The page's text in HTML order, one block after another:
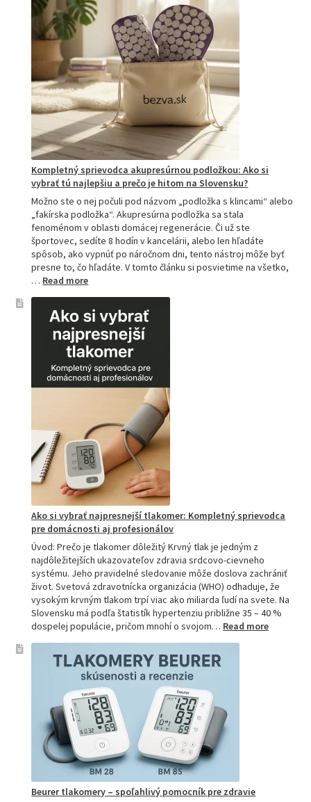
Kompletný sprievodca akupresúrnou podložkou: Ako si
vybrať tú najlepšiu a prečo je hitom na Slovensku?
Možno ste o nej počuli pod názvom „podložka s klincami“ alebo
„fakírska podložka“. Akupresúrna podložka sa stala
fenoménom v oblasti domácej regenerácie. Či už ste
športovec, sedíte 8 hodín v kancelárii, alebo len hľadáte
spôsob, ako vypnúť po náročnom dni, tento nástroj môže byť
presne to, čo hľadáte. V tomto článku si posvietime na všetko,
… Read more:
sprievodca
akupresúrnou
podložkou:
Ako
si
vybrať
tú
prečo
je
hitom
na
Slovensku?
Ako si vybrať najpresnejší tlakomer: Kompletný sprievodca
pre domácnosti aj profesionálov
Úvod: Prečo je tlakomer dôležitý Krvný tlak je jedným z
najdôležitejších ukazovateľov zdravia srdcovo-cievneho
systému. Jeho pravidelné sledovanie môže doslova zachrániť
život. Svetová zdravotnícka organizácia (WHO) odhaduje, že
vysokým krvným tlakom trpí viac ako miliarda ľudí na svete. Na
Slovensku má podľa štatistík hypertenziu približne 35 – 40 %
dospelej populácie, pričom mnohí o svojom… Read more:
Beurer tlakomery – spoľahlivý pomocník pre zdravie